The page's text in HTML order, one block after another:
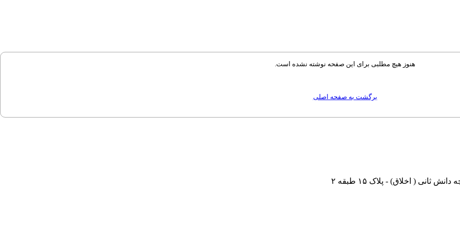
هنوز هیچ مطلبی برای این صفحه نوشته نشده است.
برگشت به صفحه اصلی
( اخلاق) - پلاک ۱۵ طبقه ۲